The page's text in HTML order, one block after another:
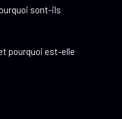
sont-ils
pourquoi est-elle